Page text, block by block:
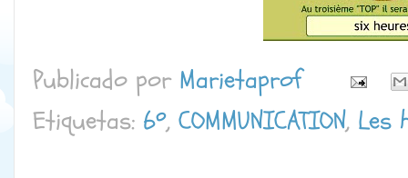
Publicado por Marietaprof
Etiquetas: 6º, COMMUNICATION, Les